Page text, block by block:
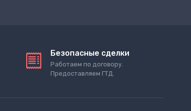
Безопасные сделки
Работаем по договору.
Предоставляем ГТД.